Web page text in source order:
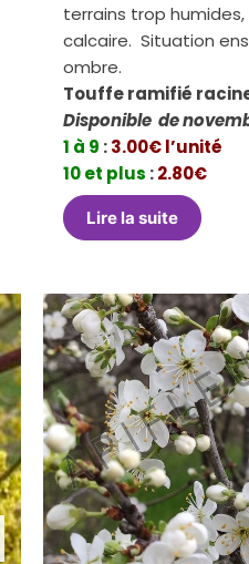
terrains trop
calcaire. Situation
ombre.
Touffe ramifié
Disponible de
1 à 9 :3.00€ l’unité
10 et plus :2.80€
Lire la suite